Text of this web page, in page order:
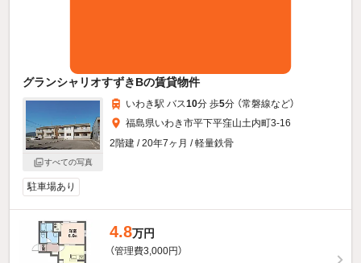
グランシャリオすずきBの賃貸物件
すべての写真
いわき駅 バス10分 歩5分 （常磐線など）
福島県いわき市平下平窪山土内町3-16
2階建 / 20年7ヶ月 / 軽量鉄骨
駐車場あり
4.8万円
（管理費3,000円）